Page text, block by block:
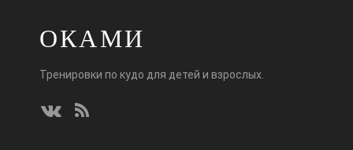
ОКАМИ
Тренировки по кудо для детей и взрослых.